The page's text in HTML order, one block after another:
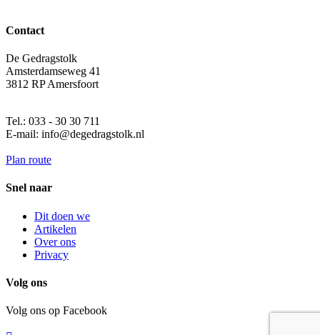
Contact
De Gedragstolk
Amsterdamseweg 41
3812 RP Amersfoort
Tel.: 033 - 30 30 711
E-mail: info@degedragstolk.nl
Plan route
Snel naar
Dit doen we
Artikelen
Over ons
Privacy
Volg ons
Volg ons op Facebook